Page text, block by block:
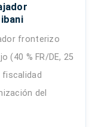
fronterizo
(40 % FR/DE, 25
fiscalidad
del